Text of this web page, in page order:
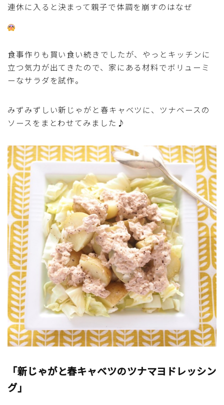
野菜料理(玉ねぎ・ねぎ・アボカド・青梗菜・セロリ・
ビーツ)
芋類(じゃが芋・さつま芋・里芋・山芋)
もやし・豆苗・たけのこ・せり・ふき・その他山菜料理
洋菓子 (冷菓)
洋菓子 (その他)
和菓子
マクロビスイーツ・自然派おやつ
パン・パンケーキ・スコーン・食事パイ・ケークサレ・
粉もの
米/ご飯料理・もち料理
麺料理(パスタ・うどん・そうめん・春雨など)
ハム・ベーコン・ソーセー・・スパム・チーズ料理
連休に入ると決まって親子で体調を崩すのはなぜ
食事作りも買い食い続きでしたが、やっとキッチンに
立つ気力が出てきたので、家にある材料でボリューミ
ーなサラダを試作。
みずみずしい新じゃがと春キャベツに、ツナベースの
ソースをまとわせてみました♪
「新じゃがと春キャベツのツナマヨドレッシン
グ」